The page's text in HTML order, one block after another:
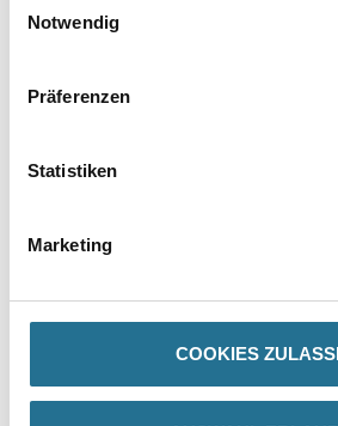
Notwendig
Präferenzen
Statistiken
Marketing
COOKIES
Zur Weißware
PRODUKTEIGENSCHAFTEN
- Wasserverdünnbar, umweltschonend